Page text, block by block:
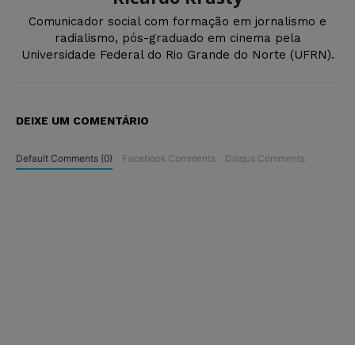
Comunicador social com formação em jornalismo e
radialismo, pós-graduado em cinema pela
Universidade Federal do Rio Grande do Norte (UFRN).
DEIXE UM COMENTÁRIO
Default Comments (0) Facebook Comments Disqus Comments